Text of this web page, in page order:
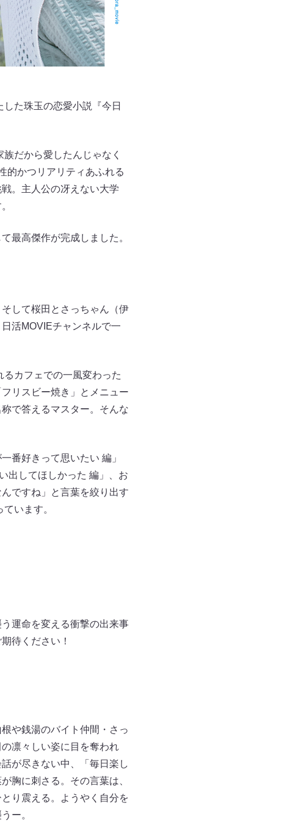
た珠玉の恋愛小説『今日
だから愛したんじゃなく
的かつリアリティあふれる
。主人公の冴えない大学
最高傑作が完成しました。
して桜田とさっちゃん（伊
活MOVIEチャンネルで一
るカフェでの一風変わった
リスビー焼き」とメニュー
で答えるマスター。そんな
番好きって思いたい 編」
出してほしかった 編」、お
ですね」と言葉を絞り出す
います。
運命を変える衝撃の出来事
待ください！
や銭湯のバイト仲間・さっ
凛々しい姿に目を奪われ
が尽きない中、「毎日楽し
胸に刺さる。その言葉は、
り震える。ようやく自分を
ー。